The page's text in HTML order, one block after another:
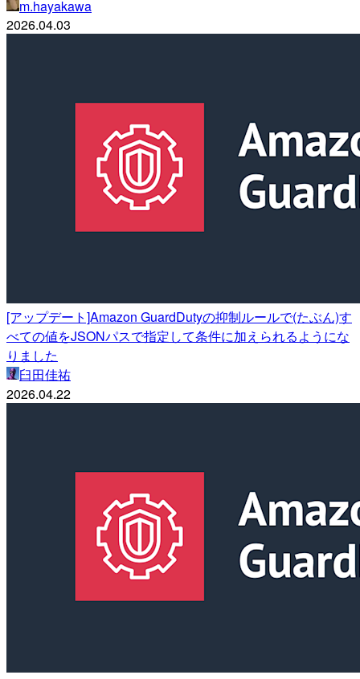
m.hayakawa
2026.04.03
[アップデート]Amazon GuardDutyの抑制ルールで(たぶん)す
べての値をJSONパスで指定して条件に加えられるようにな
りました
臼田佳祐
2026.04.22